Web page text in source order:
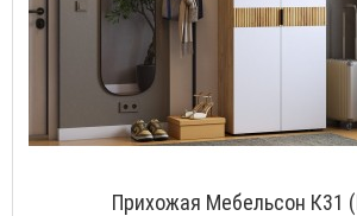
Прихожая Мебельсон К31